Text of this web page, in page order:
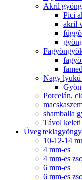
Akril
Pici
akril
függõ
Nagy lyukú
Porcelán,
shamballa
Távol keleti
Üveg
10-12-14
4 mm-es
4 mm-es
6 mm-es
6 mm-es